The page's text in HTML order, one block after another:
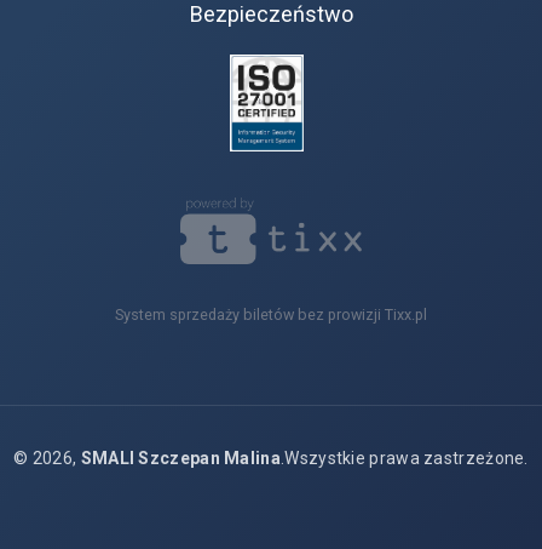
Bezpieczeństwo
System sprzedaży biletów bez prowizji Tixx.pl
© 2026, SMALI Szczepan Malina .Wszystkie prawa zastrzeżone.